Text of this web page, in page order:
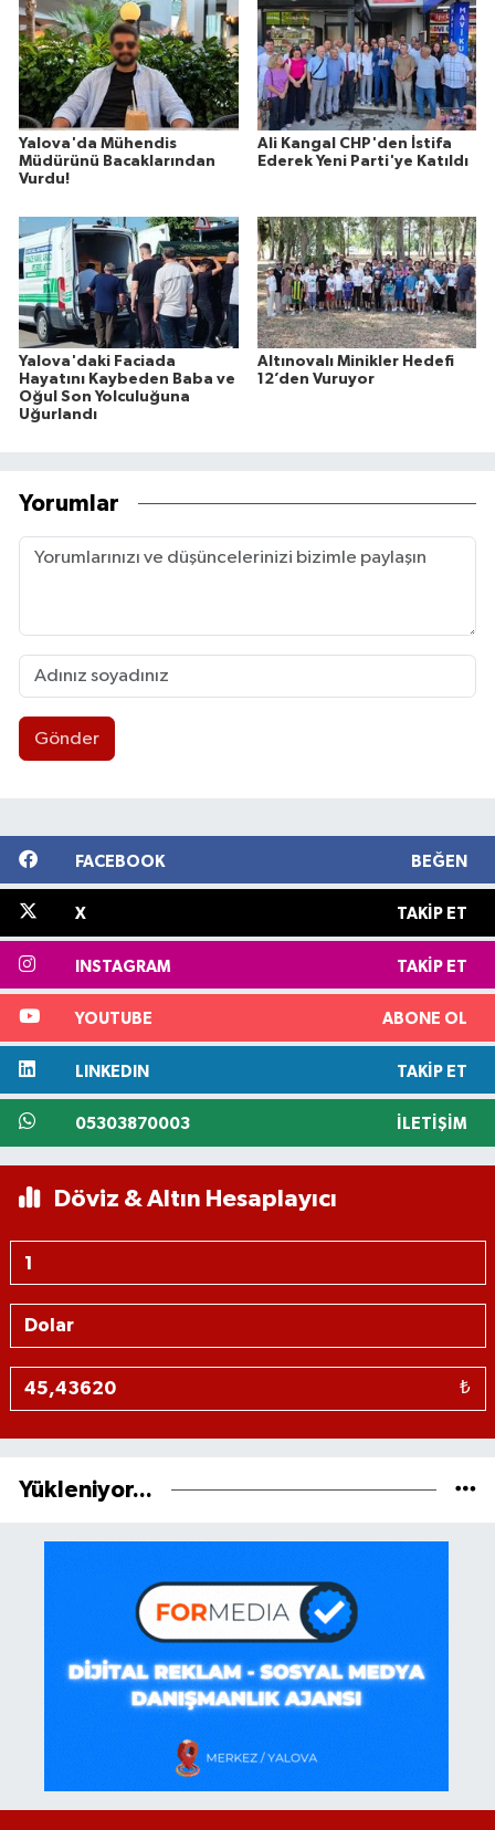
Yalova'da Mühendis
Müdürünü Bacaklarından
Vurdu!
Ali Kangal CHP'den İstifa
Ederek Yeni Parti'ye Katıldı
Yalova'daki Faciada
Hayatını Kaybeden Baba ve
Oğul Son Yolculuğuna
Uğurlandı
Altınovalı Minikler Hedefi
12’den Vuruyor
Yorumlar
Gönder
FACEBOOK BEĞEN
X TAKIP ET
INSTAGRAM TAKIP ET
YOUTUBE ABONE OL
LINKEDIN TAKIP ET
05303870003 İLETIŞIM
Döviz & Altın Hesaplayıcı
₺
Yükleniyor...